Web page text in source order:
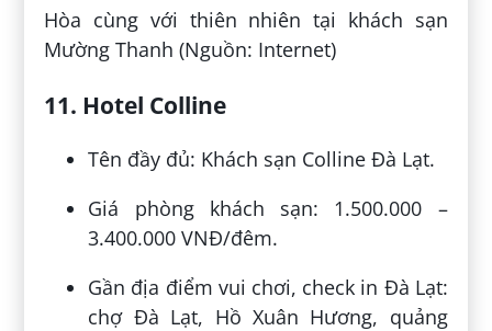
Hòa cùng với thiên nhiên tại khách sạn
Mường Thanh (Nguồn: Internet)
11. Hotel Colline
Tên đầy đủ: Khách sạn Colline Đà Lạt.
Giá phòng khách sạn: 1.500.000 –
3.400.000 VNĐ/đêm.
Gần địa điểm vui chơi, check in Đà Lạt:
chợ Đà Lạt, Hồ Xuân Hương, quảng